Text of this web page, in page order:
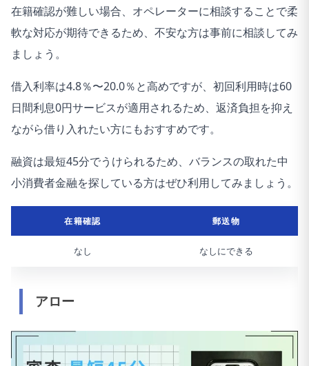
在籍確認が難しい場合、オペレーターに相談することで柔
軟な対応が期待できるため、不安な方は事前に相談してみ
ましょう。
借入利率は4.8％〜20.0％と高めですが、初回利用時は60
日間利息0円サービスが適用されるため、返済負担を抑え
ながら借り入れたい方にもおすすめです。
融資は最短45分でうけられるため、バランスの取れた中
小消費者金融を探している方はぜひ利用してみましょう。
在籍確認 郵送物
なし なしにできる
アロー